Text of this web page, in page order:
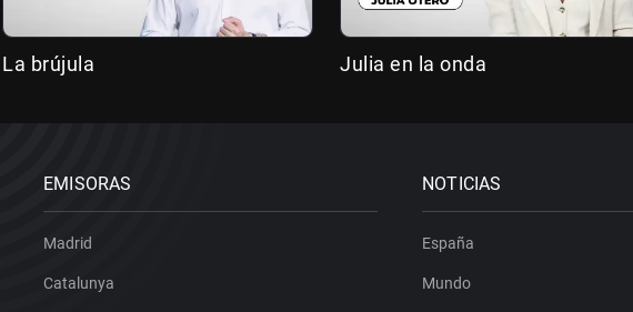
La brújula Julia en la onda
EMISORAS
Madrid
Catalunya
NOTICIAS
España
Mundo